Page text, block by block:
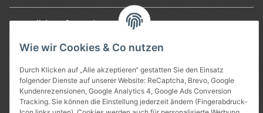
Wie wir Cookies & Co nutzen
Durch Klicken auf „Alle akzeptieren“ gestatten Sie den Einsatz
folgender Dienste auf unserer Website: ReCaptcha, Brevo, Google
Kundenrezensionen, Google Analytics 4, Google Ads Conversion
Tracking. Sie können die Einstellung jederzeit ändern (Fingerabdruck-
Gesetzliche Informationen